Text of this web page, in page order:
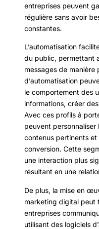
entreprises peuvent
régulière sans avoir
constantes.
L’automatisation
du public, permettant
messages de manière
d’automatisation
le comportement des
informations, créer
Avec ces profils à
peuvent
contenus pertinents
conversion. Cette
une interaction plus
résultant en une
De plus, la mise en
marketing digital peut
entreprises
utilisant des logiciels